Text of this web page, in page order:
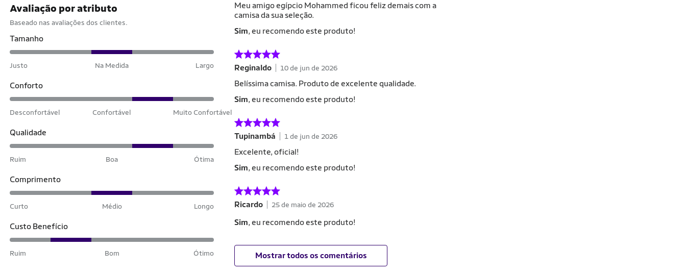
Avaliação por atributo
Baseado nas avaliações dos clientes.
Tamanho
Justo Na Medida Largo
Conforto
Desconfortável Confortável Muito Confortável
Qualidade
Ruim Boa Ótima
Comprimento
Curto Médio Longo
Custo Benefício
Ruim Bom Ótimo
Meu amigo egípcio Mohammed ficou feliz demais com a
camisa da sua seleção.
Sim, eu recomendo este produto!
Reginaldo 10 de jun de 2026
Belíssima camisa. Produto de excelente qualidade.
Sim, eu recomendo este produto!
Tupinamb 1 de jun de 2026
Excelente, oficial!
Sim, eu recomendo este produto!
Ricardo 25 de maio de 2026
Sim, eu recomendo este produto!
Mostrar todos os comentários